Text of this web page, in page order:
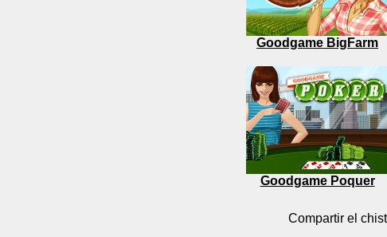
Goodgame BigFarm
Goodgame Poquer
Compartir el